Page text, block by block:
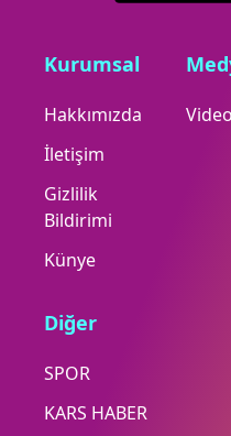
Kurumsal
Hakkımızda
İletişim
Gizlilik
Bildirimi
Künye
Diğer
SPOR
KARS HABER